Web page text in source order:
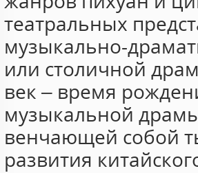
театральных
музыкально-
или столичной
век – время
музыкальной
венчающей собой
развития